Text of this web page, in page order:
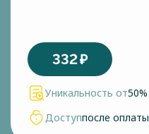
332₽
Уникальность от50%
Доступпосле оплаты